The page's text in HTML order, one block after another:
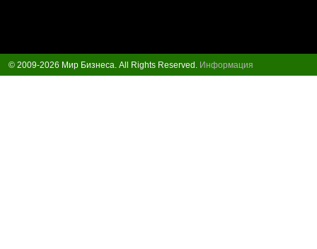
© 2009-2026 Мир Бизнеса. All Rights Reserved. Информация